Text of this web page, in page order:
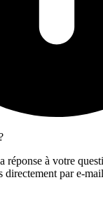
réponse à votre
directement par e-mail